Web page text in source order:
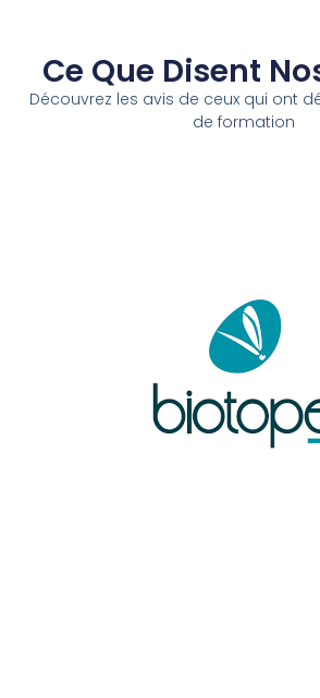
Ce Que Disent
Découvrez les avis de ceux qui ont
de formation